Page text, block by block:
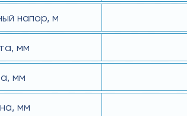
напор, м
мм
мм
мм